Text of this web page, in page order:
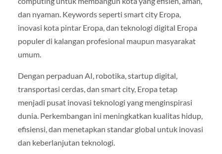
dan nyaman. Keywords seperti smart city Eropa,
inovasi kota pintar Eropa, dan teknologi digital Eropa
populer di kalangan profesional maupun masyarakat
umum.
Dengan perpaduan AI, robotika, startup digital,
transportasi cerdas, dan smart city, Eropa tetap
menjadi pusat inovasi teknologi yang menginspirasi
dunia. Perkembangan ini meningkatkan kualitas hidup,
efisiensi, dan menetapkan standar global untuk inovasi
dan keberlanjutan teknologi.